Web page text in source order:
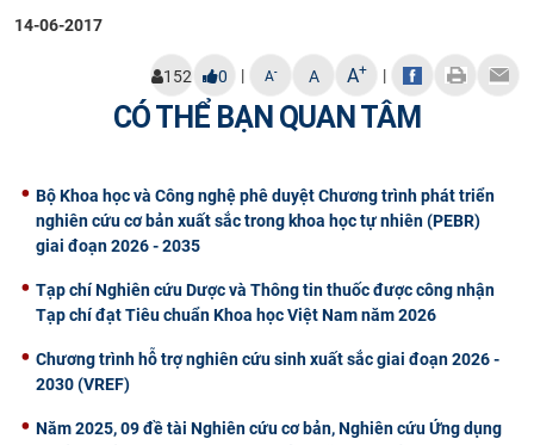
14-06-2017
152 0 | A- A A+ |
CÓ THỂ BẠN QUAN TÂM
Bộ Khoa học và Công nghệ phê duyệt Chương trình phát triển
nghiên cứu cơ bản xuất sắc trong khoa học tự nhiên (PEBR)
giai đoạn 2026 - 2035
Tạp chí Nghiên cứu Dược và Thông tin thuốc được công nhận
Tạp chí đạt Tiêu chuẩn Khoa học Việt Nam năm 2026
Chương trình hỗ trợ nghiên cứu sinh xuất sắc giai đoạn 2026 -
2030 (VREF)
Năm 2025, 09 đề tài Nghiên cứu cơ bản, Nghiên cứu Ứng dụng